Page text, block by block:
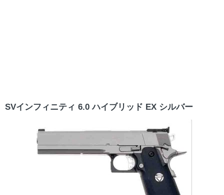
SVインフィニティ 6.0 ハイブリッド EX シルバー